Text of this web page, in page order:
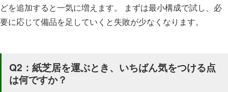
どを追加すると一気に増えます。 まずは最小構成で試し、必
要に応じて備品を足していくと失敗が少なくなります。
Q2：紙芝居を運ぶとき、いちばん気をつける点
は何ですか？